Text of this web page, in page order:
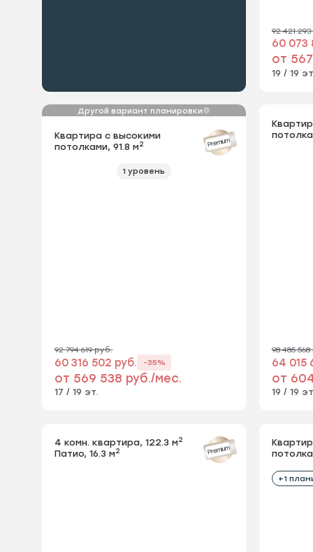
92 421
60 073
от
19 / 19
Другой вариант планировки
Квартира с высокими
потолками, 91.8 м2 Premium
1 уровень
Квартира
92 794 619 руб.
60 316 502 руб. -35%
от 569 538 руб./мес.
17 / 19 эт.
98 485
64 015
от
19 / 19
4 комн. квартира, 122.3 м2
Патио, 16.3 м2 Premium
4 комн.
Патио,
+1